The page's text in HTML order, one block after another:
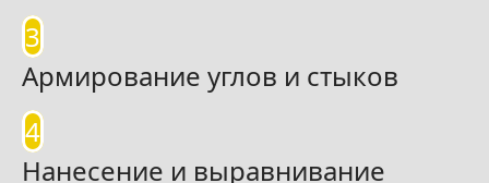
3
Армирование углов и стыков
4
Нанесение и выравнивание